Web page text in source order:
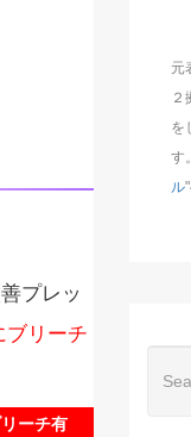
プレッ
リーチ
ーチ有
元
を
す
ル